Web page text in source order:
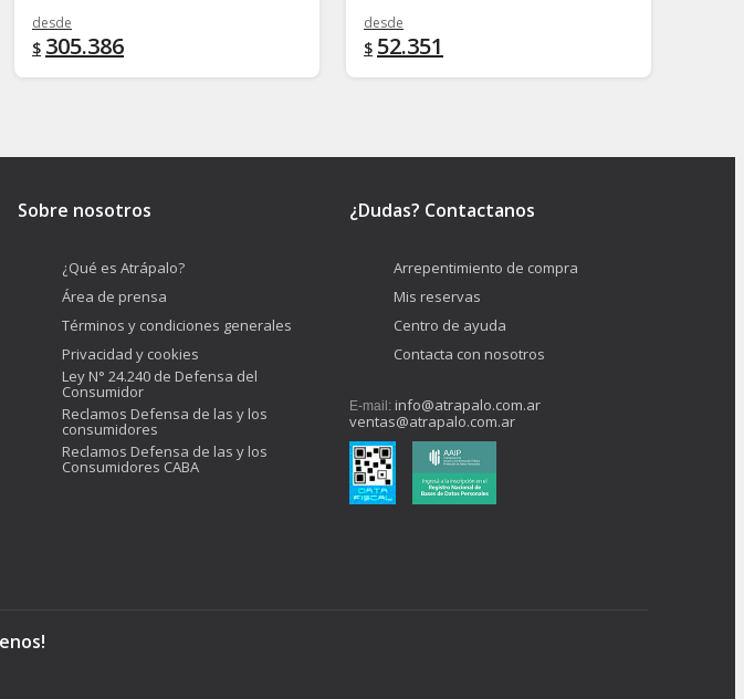
desde
$ 305.386
desde
$ 52.351
Sobre nosotros
¿Qué es Atrápalo?
Área de prensa
Términos y condiciones generales
Privacidad y cookies
Ley N° 24.240 de Defensa del
Consumidor
Reclamos Defensa de las y los
consumidores
Reclamos Defensa de las y los
Consumidores CABA
¿Dudas? Contactanos
Arrepentimiento de compra
Mis reservas
Centro de ayuda
Contacta con nosotros
E-mail: info@atrapalo.com.ar
ventas@atrapalo.com.ar